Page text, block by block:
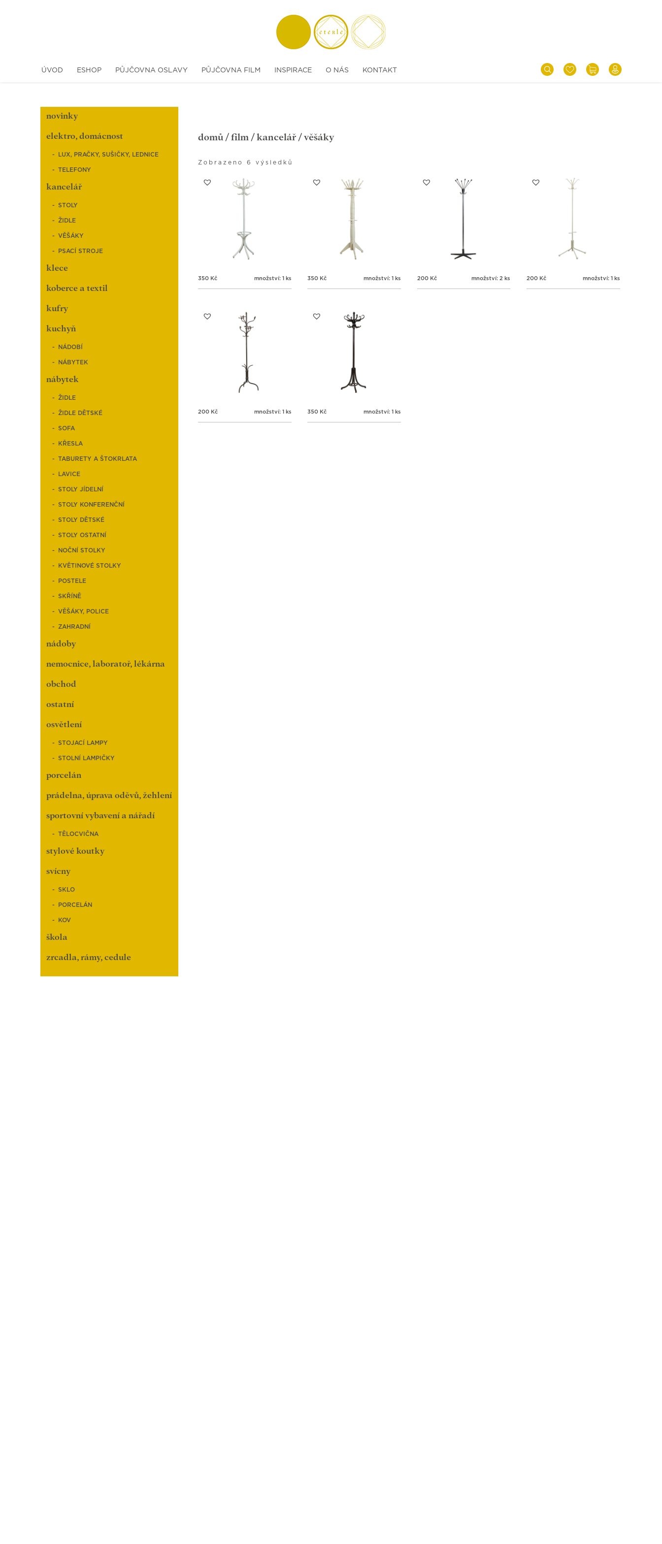
ÚVOD ESHOP PŮJČOVNA OSLAVY PŮJČOVNA FILM INSPIRACE O NÁS KONTAKT
novinky
elektro, domácnost
LUX, PRAČKY, SUŠIČKY, LEDNICE
TELEFONY
kancelář
STOLY
ŽIDLE
VĚŠÁKY
PSACÍ STROJE
klece
koberce a textil
kufry
kuchyň
NÁDOBÍ
NÁBYTEK
nábytek
ŽIDLE
ŽIDLE DĚTSKÉ
SOFA
KŘESLA
TABURETY A ŠTOKRLATA
LAVICE
STOLY JÍDELNÍ
STOLY KONFERENČNÍ
STOLY DĚTSKÉ
STOLY OSTATNÍ
NOČNÍ STOLKY
KVĚTINOVÉ STOLKY
POSTELE
SKŘÍNĚ
VĚŠÁKY, POLICE
ZAHRADNÍ
nádoby
nemocnice, laboratoř, lékárna
obchod
ostatní
osvětlení
STOJACÍ LAMPY
STOLNÍ LAMPIČKY
porcelán
prádelna, úprava oděvů, žehlení
sportovní vybavení a nářadí
TĚLOCVIČNA
stylové koutky
svícny
SKLO
PORCELÁN
KOV
škola
zrcadla, rámy, cedule
domů / film / kancelář / věšáky
Zobrazeno 6 výsledků
350 Kč množství: 1 ks 350 Kč množství: 1 ks 200 Kč množství: 2 ks 200 Kč množství: 1 ks
200 Kč množství: 1 ks 350 Kč množství: 1 ks